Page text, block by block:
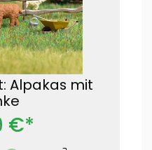
Alpakas mit
€*